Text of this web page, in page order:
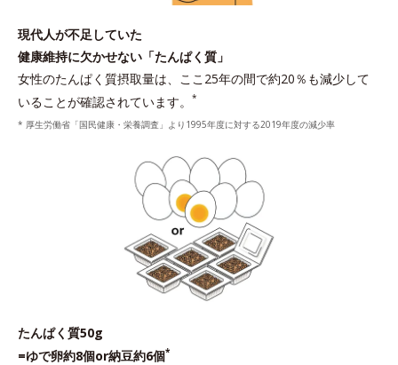
現代人が不足していた
健康維持に欠かせない「たんぱく質」
女性のたんぱく質摂取量は、ここ25年の間で約20％も減少して
いることが確認されています。
*
* 厚生労働省「国民健康・栄養調査」より1995年度に対する2019年度の減少率
たんぱく質50g
=ゆで卵約8個or納豆約6個*